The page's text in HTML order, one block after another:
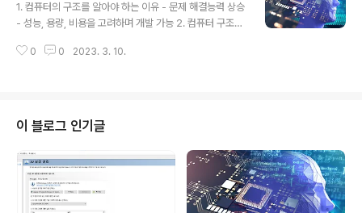
1. 컴퓨터의 구조를 알아야 하는 이유 - 문제 해결능력 상승
- 성능, 용량, 비용을 고려하며 개발 가능 2. 컴퓨터 구조의
부품0 0 2023. 3. 10.
이 블로그 인기글